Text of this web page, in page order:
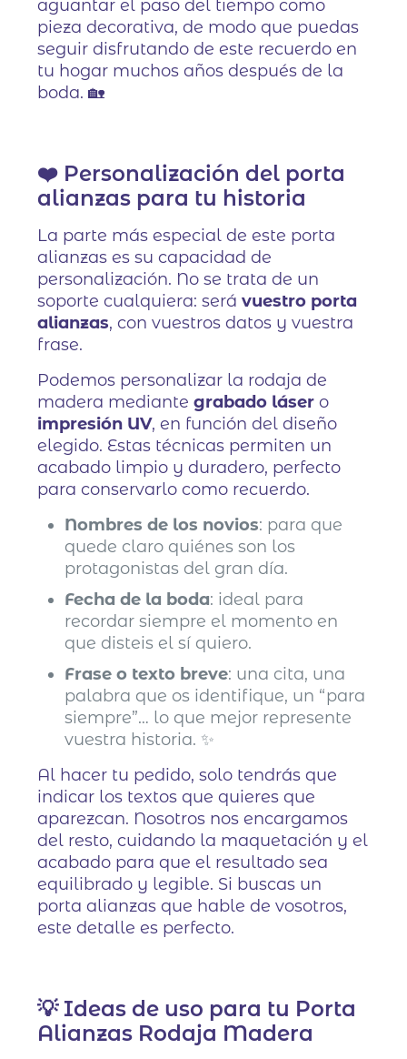
aguantar el paso del tiempo como
pieza decorativa, de modo que puedas
seguir disfrutando de este recuerdo en
tu hogar muchos años después de la
boda. 🏡
❤️ Personalización del porta
alianzas para tu historia
La parte más especial de este porta
alianzas es su capacidad de
personalización. No se trata de un
soporte cualquiera: serávuestro porta
alianzas, con vuestros datos y vuestra
frase.
Podemos personalizar la rodaja de
madera mediantegrabado láser o
impresión UV, en función del diseño
elegido. Estas técnicas permiten un
acabado limpio y duradero, perfecto
para conservarlo como recuerdo.
Nombres de los novios: para que
quede claro quiénes son los
protagonistas del gran día.
Fecha de la boda: ideal para
recordar siempre el momento en
que disteis el sí quiero.
Frase o texto breve: una cita, una
palabra que os identifique, un “para
siempre”… lo que mejor represente
vuestra historia. ✨
Al hacer tu pedido, solo tendrás que
indicar los textos que quieres que
aparezcan. Nosotros nos encargamos
del resto, cuidando la maquetación y el
acabado para que el resultado sea
equilibrado y legible. Si buscas un
porta alianzas que hable de vosotros,
este detalle es perfecto.
💡 Ideas de uso para tu Porta
Alianzas Rodaja Madera